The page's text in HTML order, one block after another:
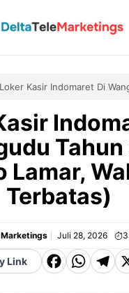
Loker Kasir Indomaret Di
Lamar,
Terbatas)
Juli 28, 2026 3
Link
F WT